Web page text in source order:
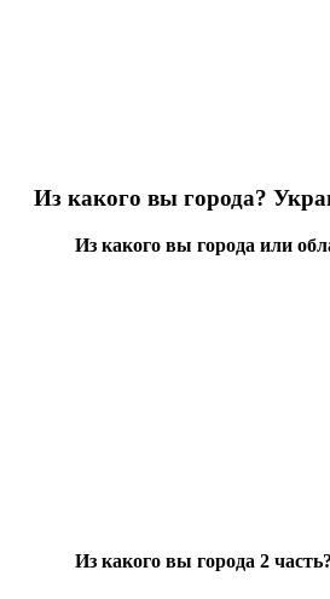
Из какого вы города?
Из какого вы города или
Из какого вы города 2 часть?